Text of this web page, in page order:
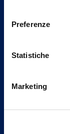
Preferenze
Statistiche
Marketing
Vittoria
Part. IVA